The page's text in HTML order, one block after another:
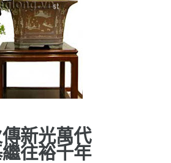
新光萬代
往裕千年